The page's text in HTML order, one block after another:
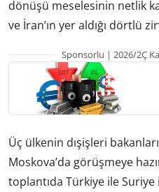
dönüşü meselesinin netlik
ve İran’ın yer aldığı dörtlü
Sponsorlu | 2026/2Ç
Üç ülkenin dışişleri
Moskova’da görüşmeye
toplantıda Türkiye ile